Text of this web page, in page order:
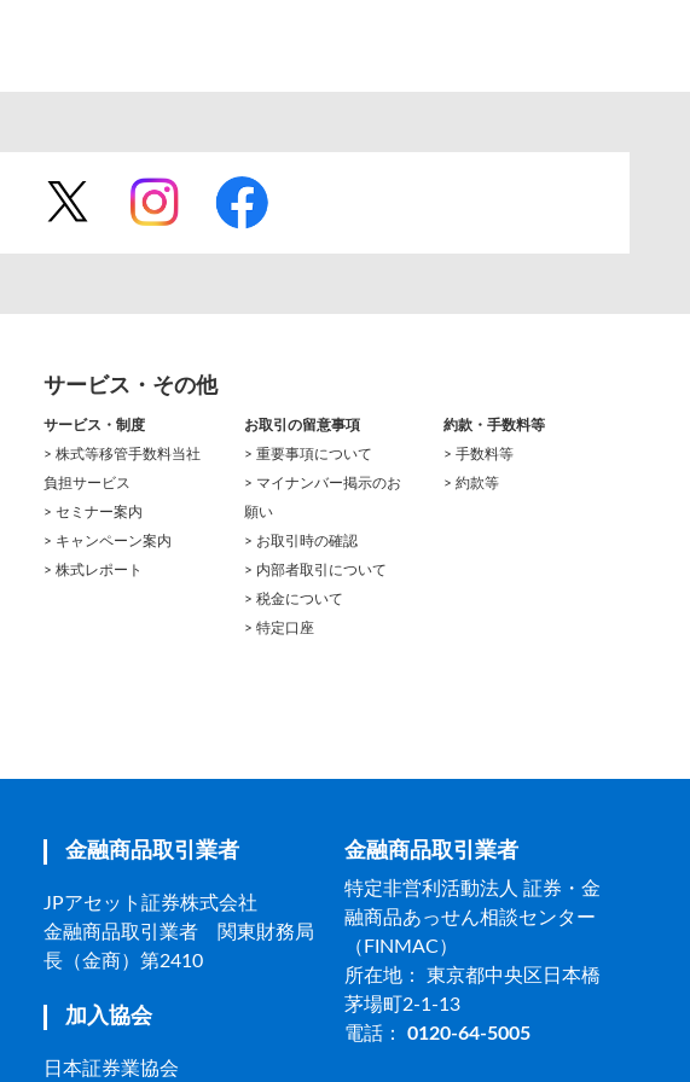
サービス・その他
サービス・制度
> 株式等移管手数料当社
負担サービス
> セミナー案内
> キャンペーン案内
> 株式レポート
お取引の留意事項
> 重要事項について
> マイナンバー掲示のお
願い
> お取引時の確認
> 内部者取引について
> 税金について
> 特定口座
約款・手数料等
> 手数料等
> 約款等
金融商品取引業者
JPアセット証券株式会社
金融商品取引業者 関東財務局
長（金商）第2410
加入協会
日本証券業協会
金融商品取引業者
特定非営利活動法人 証券・金
融商品あっせん相談センター
（FINMAC）
所在地： 東京都中央区日本橋
茅場町2-1-13
電話： 0120-64-5005